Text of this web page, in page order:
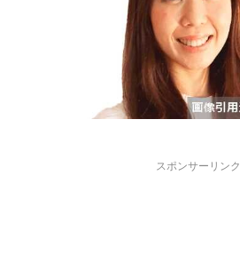
スポンサーリンク